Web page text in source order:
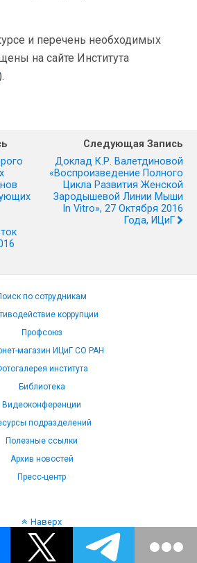
и перечень необходимых
на сайте Института
Следующая Запись
Доклад К.Р. Валетдиновой
«Воспроизведение Полного
Цикла Развития Женской
Зародышевой Линии Мыши
In Vitro», 27 Октября 2016
Года, ИЦиГ
по сотрудникам
коррупции
Профсоюз
магазин ИЦиГ СО РАН
института
Библиотека
Видеоконференции
подразделений
Полезные ссылки
Архив новостей
Пресс-центр
Наверх